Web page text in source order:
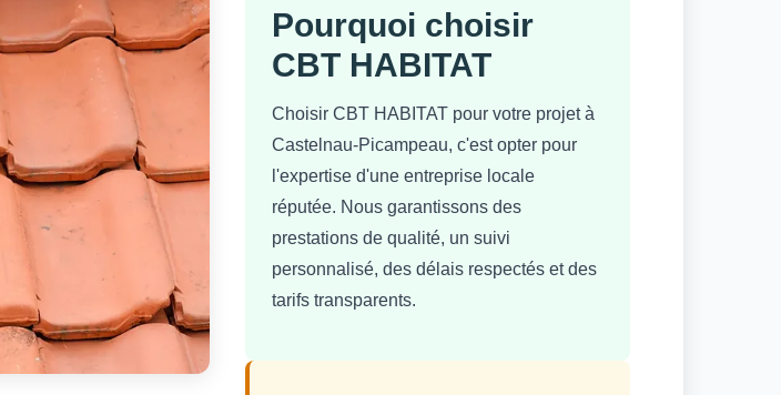
Pourquoi choisir
CBT HABITAT
Choisir CBT HABITAT pour votre projet à
Castelnau-Picampeau, c'est opter pour
l'expertise d'une entreprise locale
réputée. Nous garantissons des
prestations de qualité, un suivi
personnalisé, des délais respectés et des
tarifs transparents.